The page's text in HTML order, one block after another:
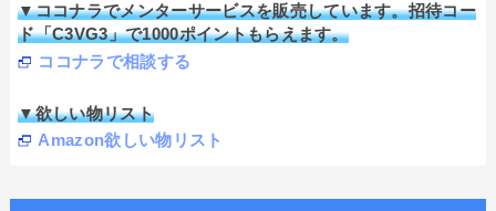
▼ココナラでメンターサービスを販売しています。招待コー
ド「C3VG3」で1000ポイントもらえます。
ココナラで相談する
▼欲しい物リスト
Amazon欲しい物リスト